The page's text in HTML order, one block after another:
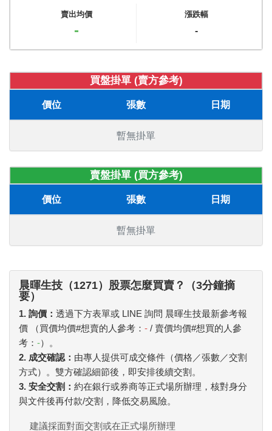
賣出均價
-
漲跌幅
-
買盤掛單 (賣方參考)
價位 張數 日期
暫無掛單
賣盤掛單 (買方參考)
價位 張數 日期
暫無掛單
晨暉生技（1271）股票怎麼買賣？（3分鐘摘
要）
1. 詢價： 透過下方表單或 LINE 詢問 晨暉生技最新參考報
價 （買價均價#想賣的人參考： - / 賣價均價#想買的人參
考： -）。
2. 成交確認： 由專人提供可成交條件（價格／張數／交割
方式）。雙方確認細節後，即安排後續交割。
3. 安全交割： 約在銀行或券商等正式場所辦理，核對身分
與文件後再付款/交割，降低交易風險。
建議採面對面交割或在正式場所辦理